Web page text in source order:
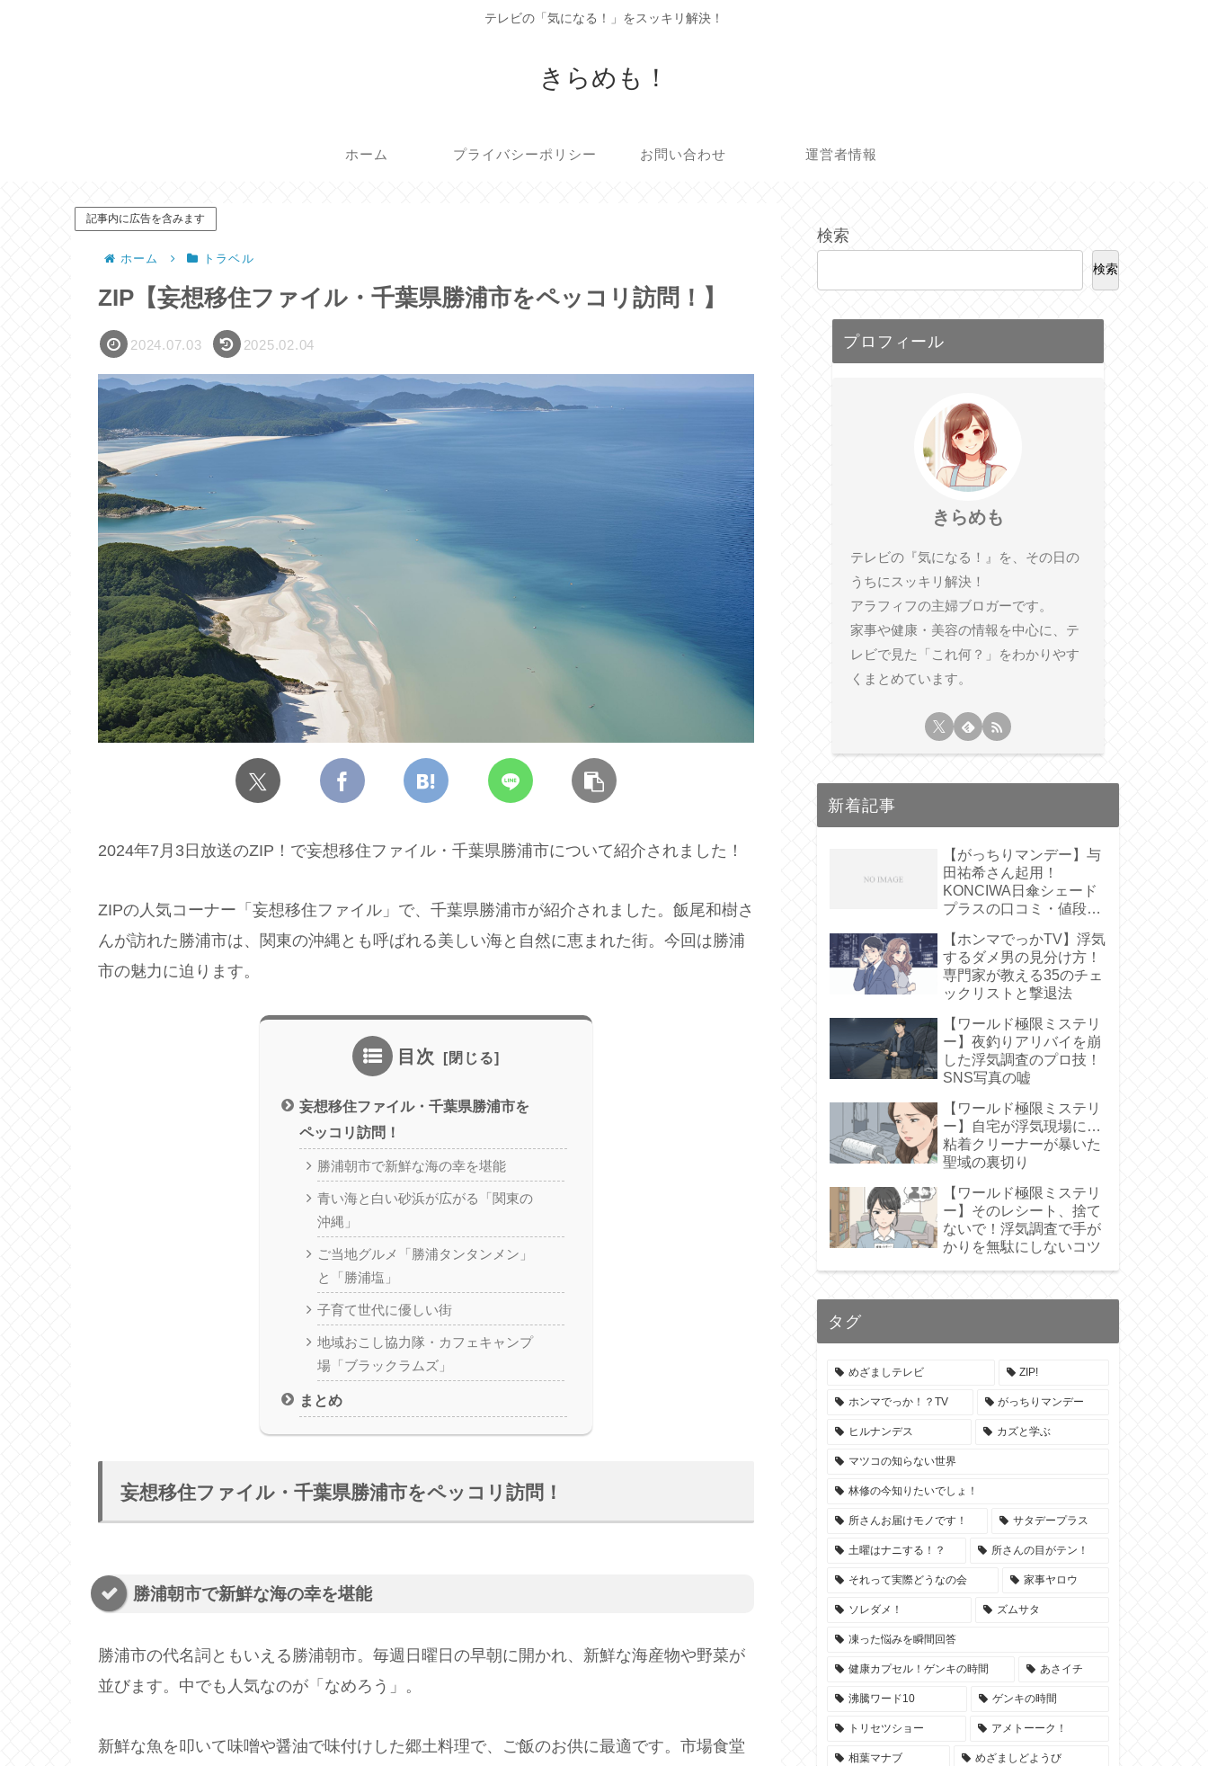
テレビの「気になる！」をスッキリ解決！
きらめも！
ホーム プライバシーポリシー お問い合わせ 運営者情報
記事内に広告を含みます
ホーム トラベル
ZIP【妄想移住ファイル・千葉県勝浦市をペッコリ訪問！】
2024.07.03 2025.02.04
2024年7月3日放送のZIP！で妄想移住ファイル・千葉県勝浦市について紹介されました！
ZIPの人気コーナー「妄想移住ファイル」で、千葉県勝浦市が紹介されました。飯尾和樹さ
んが訪れた勝浦市は、関東の沖縄とも呼ばれる美しい海と自然に恵まれた街。今回は勝浦
市の魅力に迫ります。
目次
妄想移住ファイル・千葉県勝浦市を
ペッコリ訪問！
勝浦朝市で新鮮な海の幸を堪能
青い海と白い砂浜が広がる「関東の
沖縄」
ご当地グルメ「勝浦タンタンメン」
と「勝浦塩」
子育て世代に優しい街
地域おこし協力隊・カフェキャンプ
場「ブラックラムズ」
まとめ
妄想移住ファイル・千葉県勝浦市をペッコリ訪問！
勝浦朝市で新鮮な海の幸を堪能
勝浦市の代名詞ともいえる勝浦朝市。毎週日曜日の早朝に開かれ、新鮮な海産物や野菜が
並びます。中でも人気なのが「なめろう」。
新鮮な魚を叩いて味噌や醤油で味付けした郷土料理で、ご飯のお供に最適です。市場食堂
検索
検索
プロフィール
きらめも
テレビの『気になる！』を、その日の
うちにスッキリ解決！
アラフィフの主婦ブロガーです。
家事や健康・美容の情報を中心に、テ
レビで見た「これ何？」をわかりやす
くまとめています。
新着記事
【がっちりマンデー】与
田祐希さん起用！
KONCIWA日傘シェード
プラスの口コミ・値段
【ホンマでっかTV】浮気
するダメ男の見分け方！
専門家が教える35のチェ
ックリストと撃退法
【ワールド極限ミステリ
ー】夜釣りアリバイを崩
した浮気調査のプロ技！
SNS写真の嘘
【ワールド極限ミステリ
ー】自宅が浮気現場に…
粘着クリーナーが暴いた
聖域の裏切り
【ワールド極限ミステリ
ー】そのレシート、捨て
ないで！浮気調査で手が
かりを無駄にしないコツ
タグ
めざましテレビ ZIP!
ホンマでっか！？TV がっちりマンデー
ヒルナンデス カズと学ぶ
マツコの知らない世界
林修の今知りたいでしょ！
所さんお届けモノです！ サタデープラス
土曜はナニする！？ 所さんの目がテン！
それって実際どうなの会 家事ヤロウ
ソレダメ！ ズムサタ
凍った悩みを瞬間回答
健康カプセル！ゲンキの時間 あさイチ
沸騰ワード10 ゲンキの時間
トリセツショー アメトーーク！
相葉マナブ めざましどようび